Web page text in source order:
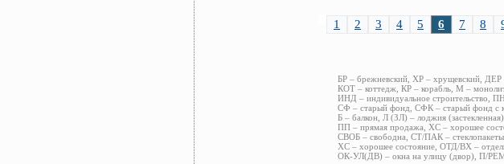
1 2 3 4 5 6 7 8
БР – брежневский, ХР – хрущевский, ДЕР
КОТ – коттедж, КР – корабль, М –
ИНД – индивидуальное строительство,
СФ – старый фонд, СФК – старый фонд с
Б – балкон, Л (ЗЛ) – лоджия
ПП – прямая продажа, ХС – хорошее
СВОБ – свободна, СТ/ПАК –
ХС – хорошее состояние, ОТД/ВХ –
ОК-УЛ(ДВ) – окна на улицу (двор), П/